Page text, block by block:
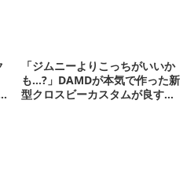
「ジムニーよりこっちがいいか
も…?」DAMDが本気で作った新
型クロスビーカスタムが良すぎ